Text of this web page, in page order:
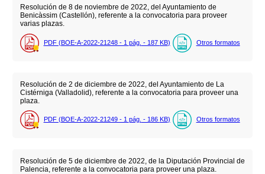
Resolución de 8 de noviembre de 2022, del Ayuntamiento de
Benicàssim (Castellón), referente a la convocatoria para proveer
varias plazas.
PDF (BOE-A-2022-21248 - 1 pág. - 187 KB) Otros formatos
Resolución de 2 de diciembre de 2022, del Ayuntamiento de La
Cistérniga (Valladolid), referente a la convocatoria para proveer una
plaza.
PDF (BOE-A-2022-21249 - 1 pág. - 186 KB) Otros formatos
Resolución de 5 de diciembre de 2022, de la Diputación Provincial de
Palencia, referente a la convocatoria para proveer una plaza.